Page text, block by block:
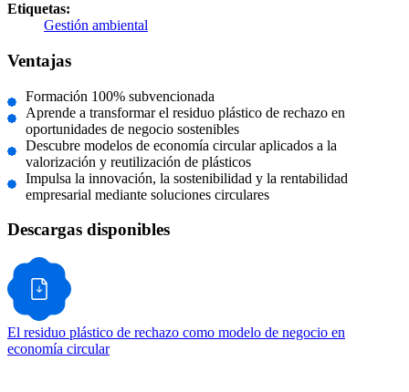
Etiquetas:
Gestión ambiental
Ventajas
Formación 100% subvencionada
Aprende a transformar el residuo plástico de rechazo en
oportunidades de negocio sostenibles
Descubre modelos de economía circular aplicados a la
valorización y reutilización de plásticos
Impulsa la innovación, la sostenibilidad y la rentabilidad
empresarial mediante soluciones circulares
Descargas disponibles
El residuo plástico de rechazo como modelo de negocio en
economía circular